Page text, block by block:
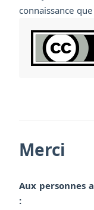
connaissance
Merci
Aux personnes
: